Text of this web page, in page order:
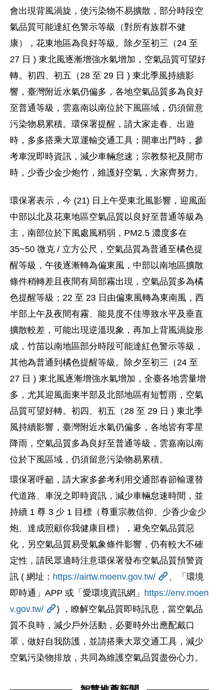
會出現背風渦旋，使污染物不易擴散，部分時段空
氣品質可能達紅色警示等級（對所有族群不健
康），花東地區為良好等級。除夕至初三（24 至
27 日 ) 東北風逐漸增強水氣增加，空氣品質可望好
轉。初四、初五（28 至 29 日 ) 東北季風持續影
響，臺灣附近水氣仍偏多，各地空氣品質多為良好
至普通等級，雲嘉南以南位於下風區域，仍須留意
污染物易累積。環保署提醒，請大家走春、出遊
時，多多搭乘大眾運輸交通工具；開車出門時，參
考車況即時資訊，減少車輛怠速；宗教祭祀及開市
時，少香少金少炮竹，維護好空氣，大家齊努力。
環保署表示，今 (21) 日上午受東北風影響，迎風面
中部以北及花東地區空氣品質以良好至普通等級為
主，南部位於下風處風稍弱，PM2.5 濃度多在
35~50 微克 / 立方公尺，空氣品質為普通至橘色提
醒等級，午後逐漸轉為偏東風，中部以南地區擴散
條件稍轉差且夜間有局部霧出現，空氣品質多為橘
色提醒等級；22 至 23 日由偏東風轉為東南風，西
半部上午及夜間有霧、能見度不佳導致水平及垂直
擴散較差，可能出現逆溫現象，再加上背風渦旋形
成，竹苗以南地區部分時段可能達紅色警示等級，
其他為普通到橘色提醒等級。除夕至初三（24 至
27 日 ) 東北風逐漸增強水氣增加，全臺各地雲量增
多，尤其迎風面東半部及北部地區有短暫雨，空氣
品質可望好轉。初四、初五（28 至 29 日 ) 東北季
風持續影響，臺灣附近水氣仍偏多，各地皆有零星
降雨，空氣品質多為良好至普通等級，雲嘉南以南
位於下風區域，仍須留意污染物易累積。
環保署呼籲，請大家多參考利用交通部春節輸運替
代道路、車況之即時資訊，減少車輛怠速時間，並
持續 1 尊 3 少 1 目標（尊重宗教信仰、少香少金少
炮、達成照顧你我健康目標），避免空氣品質惡
化，另空氣品質易受氣象條件影響，仍有較大不確
定性，請民眾適時注意環保署發布空氣品質預警資
訊 ( 網址： https://airtw.moenv.gov.tw/
、「環境
即時通」APP 或「愛環境資訊網」 https://env.moen
v.gov.tw/
) ，瞭解空氣品質即時訊息，當空氣品
質不良時，減少戶外活動，必要時外出應配戴口
罩，做好自我防護，並請搭乘大眾交通工具，減少
空氣污染物排放，共同為維護空氣品質盡份心力。